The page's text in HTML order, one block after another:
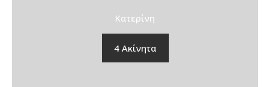
Κατερίνη
4 Ακίνητα